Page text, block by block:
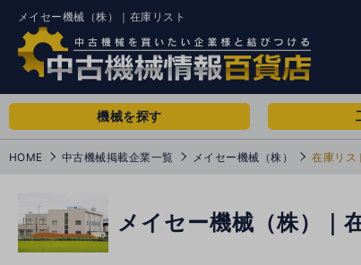
メイセー機械（株）｜在庫リスト
機械を探す
HOME 中古機械掲載企業一覧 メイセー機械（株） 在庫リス
メイセー機械（株）｜